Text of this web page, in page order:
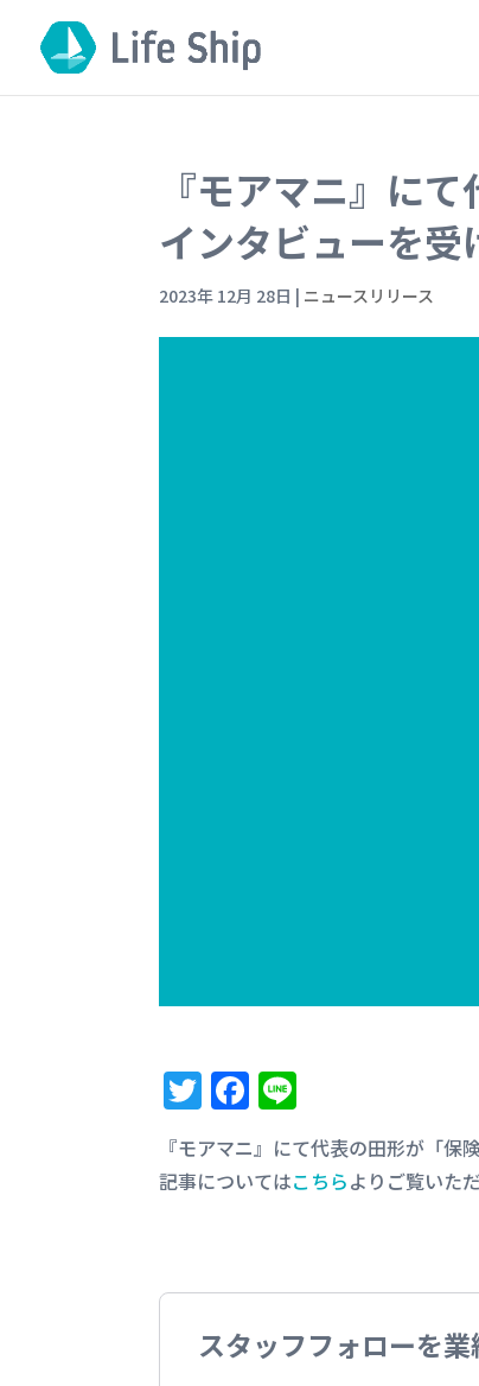
『モアマニ』に
インタビューを受
2023年 12月 28日 | ニュースリリース
T
w
it
te
F
a
c
e
o
k
n
e
『モアマニ』にて代表の田形が「保
記事についてはこちらよりご覧いた
スタッフフォローを